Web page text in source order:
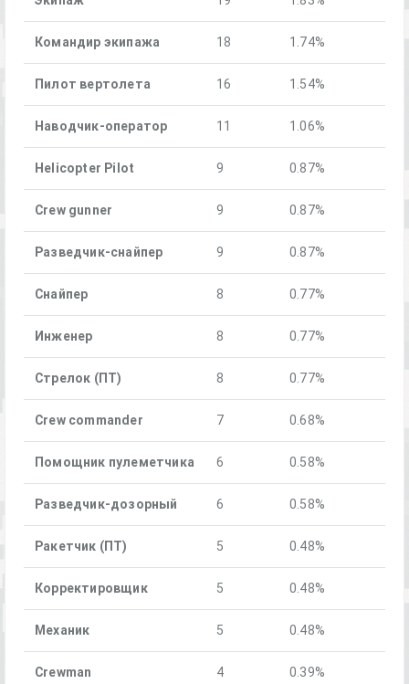
Командир экипажа 18 1.74%
Пилот вертолета 16 1.54%
Наводчик-оператор 11 1.06%
Helicopter Pilot 9 0.87%
Crew gunner 9 0.87%
Разведчик-снайпер 9 0.87%
Снайпер 8 0.77%
Инженер 8 0.77%
Стрелок (ПТ) 8 0.77%
Crew commander 7 0.68%
Помощник пулеметчика 6 0.58%
Разведчик-дозорный 6 0.58%
Ракетчик (ПТ) 5 0.48%
Корректировщик 5 0.48%
Механик 5 0.48%
Crewman 4 0.39%